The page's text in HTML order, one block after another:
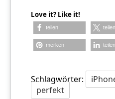
Love it? Like it!
teilen teilen
merken teilen
Schlagwörter:
perfekt